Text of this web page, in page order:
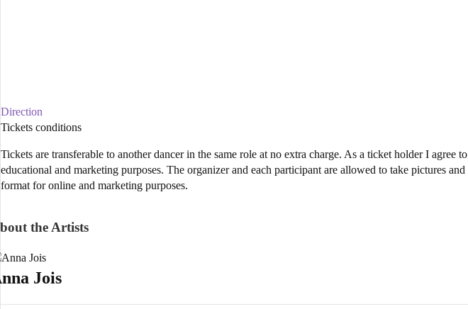
Direction
Tickets conditions
Tickets are transferable to another dancer in the same role at no extra charge. As a ticket holder I
educational and marketing purposes. The organizer and each participant are allowed to take pictures
format for online and marketing purposes.
the Artists
Jois